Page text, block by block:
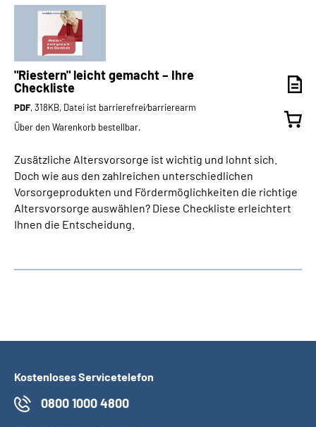
"Riestern" leicht gemacht – Ihre
Checkliste
PDF, 318KB, Datei ist barrierefrei⁄barrierearm
Über den Warenkorb bestellbar.
Zusätzliche Altersvorsorge ist wichtig und lohnt sich.
Doch wie aus den zahlreichen unterschiedlichen
Vorsorgeprodukten und Fördermöglichkeiten die richtige
Altersvorsorge auswählen? Diese Checkliste erleichtert
Ihnen die Entscheidung.
Kostenloses Servicetelefon
0800 1000 4800